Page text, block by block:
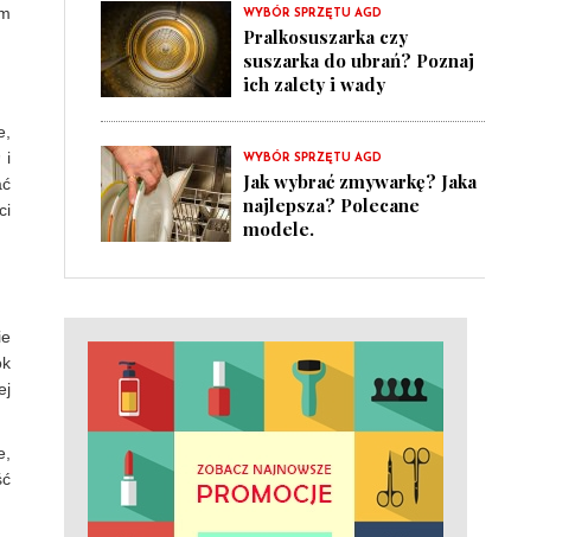
i
WYBÓR SPRZĘTU AGD
Pralkosuszarka czy
suszarka do ubrań? Poznaj
ich zalety i wady
WYBÓR SPRZĘTU AGD
Jak wybrać zmywarkę? Jaka
najlepsza? Polecane
modele.